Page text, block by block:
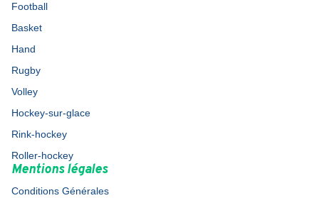
Football
Basket
Hand
Rugby
Volley
Hockey-sur-glace
Rink-hockey
Roller-hockey
Mentions légales
Conditions Générales